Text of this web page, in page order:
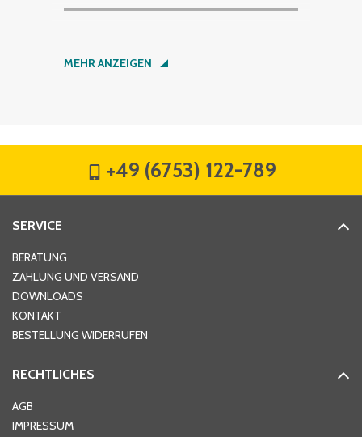
Nachname*
Hausnummer
Ort*
MEHR ANZEIGEN
+49 (6753) 122-789
SERVICE
BERATUNG
ZAHLUNG UND VERSAND
DOWNLOADS
KONTAKT
BESTELLUNG WIDERRUFEN
RECHTLICHES
AGB
IMPRESSUM